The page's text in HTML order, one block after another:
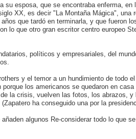
su esposa, que se encontraba enferma,
XX, es decir "La Montaña Mágica", una
que tardó en terminarla, y que fueron
lo que otro gran escritor centro europeo
políticos y empresariales, del
y el temor a un hundimiento de todo
los americanos se quedaron en casa
la crisis, vuelven las fotos, los abrazos, y
ha conseguido una por la
algunos Re-considerar todo lo que